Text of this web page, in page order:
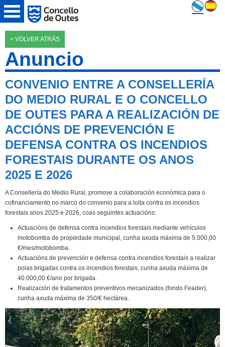
< VOLVER ATRÁS
Anuncio
CONVENIO ENTRE A CONSELLERÍA
DO MEDIO RURAL E O CONCELLO
DE OUTES PARA A REALIZACIÓN DE
ACCIÓNS DE PREVENCIÓN E
DEFENSA CONTRA OS INCENDIOS
FORESTAIS DURANTE OS ANOS
2025 E 2026
A Consellería do Medio Rural, promove a colaboración económica para o
cofinanciamento no marco do convenio para a loita contra os incendios
forestais anos 2025 e 2026, coas seguintes actuacións:
Actuacións de defensa contra incendios forestais mediante vehículos
motobomba de propiedade municipal, cunha axuda máxima de 5.000,00
€/mes/motobomba.
Actuacións de prevención e defensa contra incendios forestais a realizar
polas brigadas contra os incendios forestais, cunha axuda máxima de
40.000,00 €/ano por brigada.
Realización de tratamentos preventivos mecanizados (fondo Feader),
cunha axuda máxima de 350/€ hectárea.